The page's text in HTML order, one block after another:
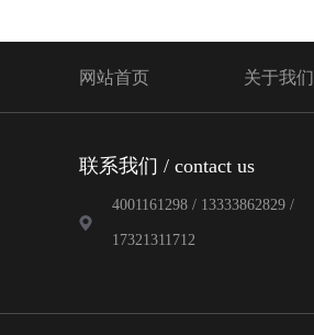
网站首页 关于我们
联系我们 / contact us
4001161298 / 13333862829 /
17321311712